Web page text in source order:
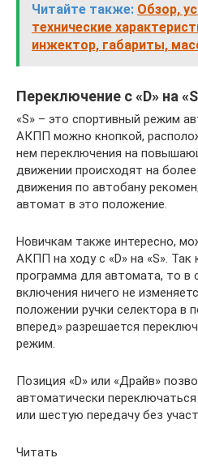
Читайте также: Обзор,
технические
инжектор, габариты,
Переключение с «D» на
«S» – это спортивный режим
АКПП можно кнопкой,
нем переключения на
движении происходят на
движения по автобану
автомат в это положение.
Новичкам также интересно,
АКПП на ходу с «D» на «S». Так
программа для автомата, то в
включения ничего не
положении ручки селектора в
вперед» разрешается
режим.
Позиция «D» или «Драйв»
автоматически
или шестую передачу без
Читать